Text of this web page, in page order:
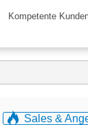
Kompetente
Sales &